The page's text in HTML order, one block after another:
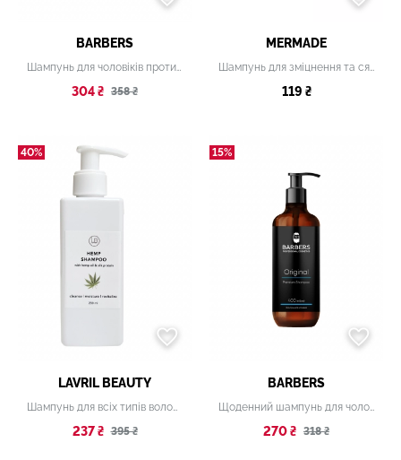
BARBERS
Шампунь для чоловіків проти лупи Barbers
304 ₴ 358 ₴
MERMADE
Шампунь для зміцнення та сяйва волосся Keratin & Pro-vitamin B5, 85 мл
119 ₴
40%
LAVRIL BEAUTY
Шампунь для всіх типів волосся
237 ₴ 395 ₴
15%
BARBERS
Щоденний шампунь для чоловіків Barbers
270 ₴ 318 ₴